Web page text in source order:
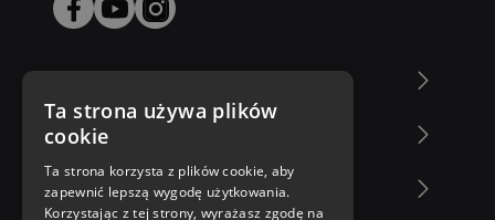
Zakupy u nas
Nasza oferta
Ta strona używa plików
cookie
Ta strona korzysta z plików cookie, aby
zapewnić lepszą wygodę użytkowania.
Korzystając z tej strony, wyrażasz zgodę na